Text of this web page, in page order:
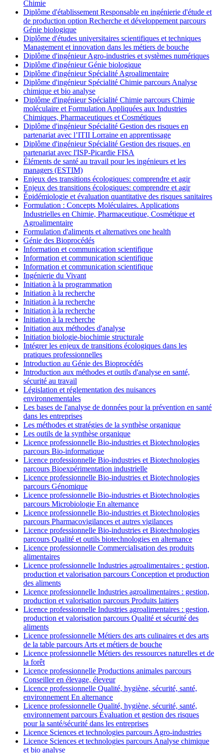
Chimie
Diplôme d'établissement Responsable en ingénierie d'étude et
de production option Recherche et développement parcours
Génie biologique
Diplôme d'études universitaires scientifiques et techniques
Management et innovation dans les métiers de bouche
Diplôme d'ingénieur Agro-industries et systèmes numériques
Diplôme d'ingénieur Génie biologique
Diplôme d'ingénieur Spécialité Agroalimentaire
Diplôme d'ingénieur Spécialité Chimie parcours Analyse
chimique et bio analyse
Diplôme d'ingénieur Spécialité Chimie parcours Chimie
moléculaire et Formulation Appliquées aux Industries
Chimiques, Pharmaceutiques et Cosmétiques
Diplôme d'ingénieur Spécialité Gestion des risques en
partenariat avec l’ITII Lorraine en apprentissage
Diplôme d'ingénieur Spécialité Gestion des risques, en
partenariat avec l'ISP-Picardie FISA
Éléments de santé au travail pour les ingénieurs et les
managers (ESTIM)
Enjeux des transitions écologiques: comprendre et agir
Enjeux des transitions écologiques: comprendre et agir
Épidémiologie et évaluation quantitative des risques sanitaires
Formulation : Concepts Moléculaires. Applications
Industrielles en Chimie, Pharmaceutique, Cosmétique et
Agroalimentaire
Formulation d'aliments et alternatives one health
Génie des Bioprocédés
Information et communication scientifique
Information et communication scientifique
Information et communication scientifique
Ingénierie du Vivant
Initiation à la programmation
Initiation à la recherche
Initiation à la recherche
Initiation à la recherche
Initiation à la recherche
Initiation aux méthodes d'analyse
Initiation biologie-biochimie structurale
Intégrer les enjeux de transitions écologiques dans les
pratiques professionnelles
Introduction au Génie des Bioprocédés
Introduction aux méthodes et outils d'analyse en santé,
sécurité au travail
Législation et réglementation des nuisances
environnementales
Les bases de l'analyse de données pour la prévention en santé
dans les entreprises
Les méthodes et stratégies de la synthèse organique
Les outils de la synthèse organique
Licence professionnelle Bio-industries et Biotechnologies
parcours Bio-informatique
Licence professionnelle Bio-industries et Biotechnologies
parcours Bioexpérimentation industrielle
Licence professionnelle Bio-industries et Biotechnologies
parcours Génomique
Licence professionnelle Bio-industries et Biotechnologies
parcours Microbiologie En alternance
Licence professionnelle Bio-industries et Biotechnologies
parcours Pharmacovigilances et autres vigilances
Licence professionnelle Bio-industries et Biotechnologies
parcours Qualité et outils biotechnologies en alternance
Licence professionnelle Commercialisation des produits
alimentaires
Licence professionnelle Industries agroalimentaires : gestion,
production et valorisation parcours Conception et production
des aliments
Licence professionnelle Industries agroalimentaires : gestion,
production et valorisation parcours Produits laitiers
Licence professionnelle Industries agroalimentaires : gestion,
production et valorisation parcours Qualité et sécurité des
aliments
Licence professionnelle Métiers des arts culinaires et des arts
de la table parcours Arts et métiers de bouche
Licence professionnelle Métiers des ressources naturelles et de
la forêt
Licence professionnelle Productions animales parcours
Conseiller en élevage, éleveur
Licence professionnelle Qualité, hygiène, sécurité, santé,
environnement En alternance
Licence professionnelle Qualité, hygiène, sécurité, santé,
environnement parcours Évaluation et gestion des risques
pour la santé/sécurité dans les entreprises
Licence Sciences et technologies parcours Agro-industries
Licence Sciences et technologies parcours Analyse chimique
et bio analyse